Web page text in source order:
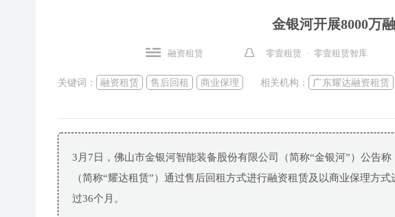
金银河开展8000万
融资租赁 零壹租赁 · 零壹租赁智库
关键词： 融资租赁 售后回租 商业保理 相关机构： 广东耀达融资租赁
3月7日，佛山市金银河智能装备股份有限公司（简称“金银河”）公告
（简称“耀达租赁”）通过售后回租方式进行融资租赁及以商业保理方
过36个月。